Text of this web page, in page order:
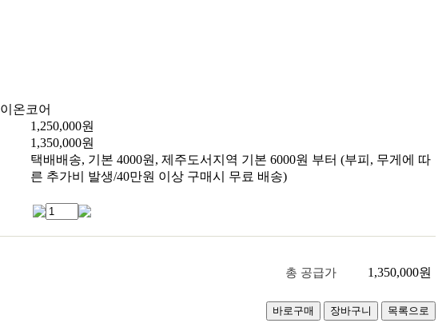
이온코어
1,250,000원
1,350,000원
택배배송, 기본 4000원, 제주도서지역 기본 6000원 부터 (부피, 무게에 따
른 추가비 발생/40만원 이상 구매시 무료 배송)
총 공급가 1,350,000원